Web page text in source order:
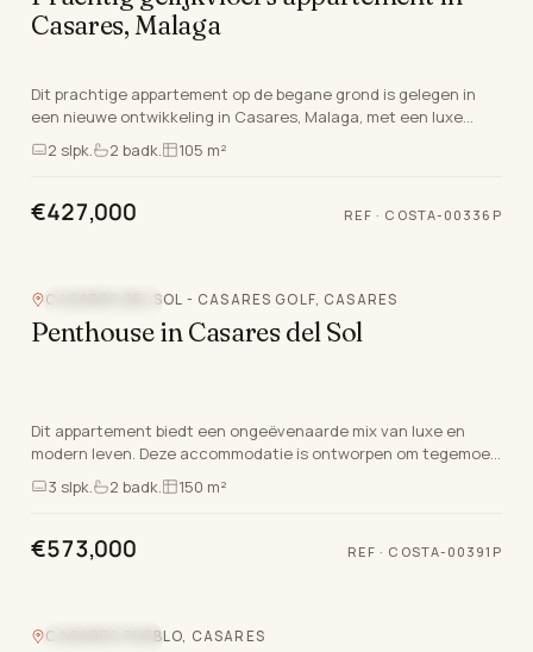
Casares, Malaga
Dit prachtige appartement op de begane grond is gelegen in
een nieuwe ontwikkeling in Casares, Malaga, met een luxe
levensstijl in het hart van de Costa Del So…
2 slpk. 2 badk. 105 m²
€427,000 REF · COSTA-00336P
CASARES DEL SOL - CASARES GOLF, CASARES
Penthouse in Casares del Sol
Dit appartement biedt een ongeëvenaarde mix van luxe en
modern leven. Deze accommodatie is ontworpen om tegemoet
te komen aan de meest veeleisende smaken en be…
3 slpk. 2 badk. 150 m²
€573,000 REF · COSTA-00391P
CASARES PUEBLO, CASARES